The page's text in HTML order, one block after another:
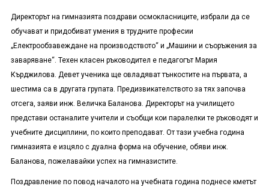
Директорът на гимназията поздрави осмокласниците, избрали да се
обучават и придобиват умения в трудните професии
„Електрообзавеждане на производството“ и „Машини и съоръжения за
заваряване“. Техен класен ръководител е педагогът Мария
Кърджилова. Девет ученика ще овладяват тънкостите на първата, а
шестима са в другата групата. Предизвикателството за тях започва
отсега, заяви инж. Величка Баланова. Директорът на училището
представи останалите учители и съобщи кои паралелки те ръководят и
учебните дисциплини, по които преподават. От тази учебна година
гимназията е изцяло с дуална форма на обучение, обяви инж.
Баланова, пожелавайки успех на гимназистите.
Поздравление по повод началото на учебната година поднесе кметът